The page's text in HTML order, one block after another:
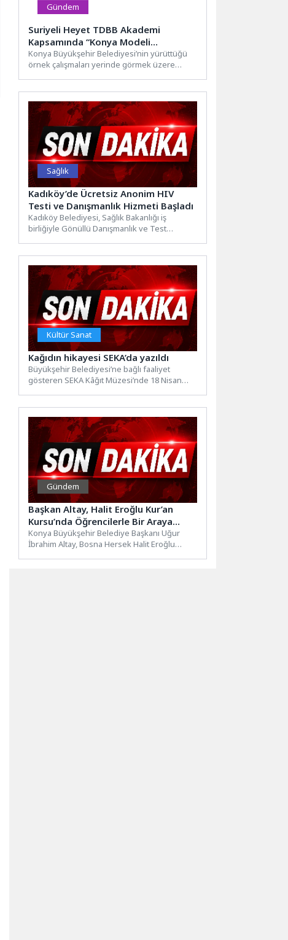
Gündem
Suriyeli Heyet TDBB Akademi
Kapsamında “Konya Modeli
Belediyecilik” Çalışmalarını Yerinde
İnceledi
Konya Büyükşehir Belediyesi’nin yürüttüğü
örnek çalışmaları yerinde görmek üzere
Sağlık
Kadıköy’de Ücretsiz Anonim HIV
Testi ve Danışmanlık Hizmeti Başladı
Kadıköy Belediyesi, Sağlık Bakanlığı iş
birliğiyle Gönüllü Danışmanlık ve Test
Kültür Sanat
Kağıdın hikayesi SEKA’da yazıldı
Büyükşehir Belediyesi’ne bağlı faaliyet
gösteren SEKA Kâğıt Müzesi’nde 18 Nisan
Gündem
Başkan Altay, Halit Eroğlu Kur’an
Kursu’nda Öğrencilerle Bir Araya
Geldi
Konya Büyükşehir Belediye Başkanı Uğur
İbrahim Altay, Bosna Hersek Halit Eroğlu